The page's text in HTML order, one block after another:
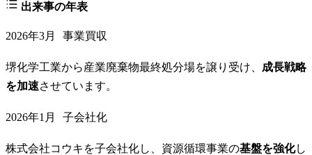
出来事の年表
2026年3月 事業買収
堺化学工業から産業廃棄物最終処分場を譲り受け、 成長戦略
を加速させています。
2026年1月 子会社化
株式会社コウキを子会社化し、資源循環事業の基盤を強化し